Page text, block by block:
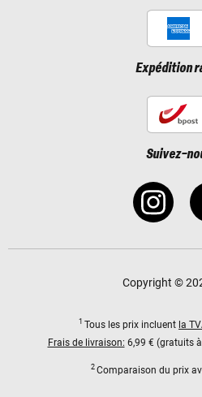
Expédition
Suivez-
Copyright ©
1 Tous les prix incluent la
Frais de livraison: 6,99 € (gratuits
2 Comparaison du prix